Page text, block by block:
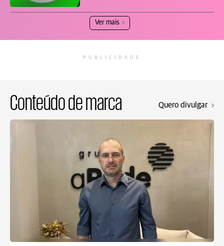
Ver mais
PUBLICIDADE
Conteúdo de marca Quero divulgar